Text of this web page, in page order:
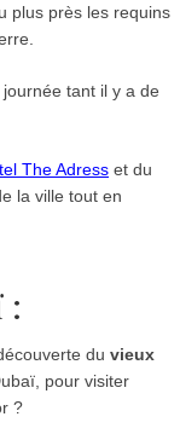
plus près les requins
tant il y a de
The Adress et du
la ville tout en
:
du vieux
pour visiter
?